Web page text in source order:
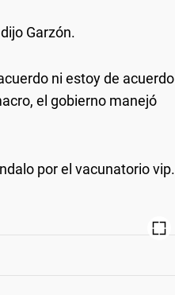
Garzón.
ni estoy de acuerdo
el gobierno manejó
por el vacunatorio vip.